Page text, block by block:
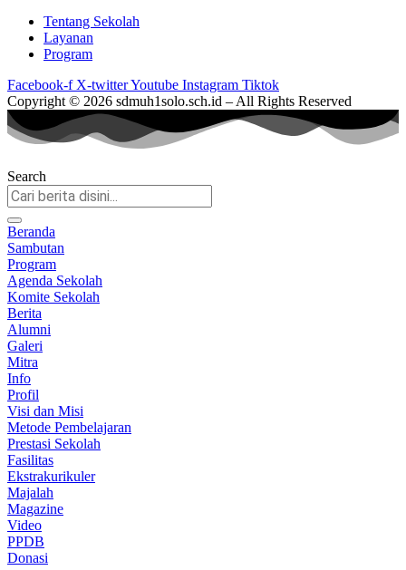
Tentang Sekolah
Layanan
Program
Facebook-f X-twitterYoutube Instagram Tiktok
Copyright © 2026 sdmuh1solo.sch.id – All Rights Reserved
Search
Beranda
Sambutan
Program
Agenda Sekolah
Komite Sekolah
Berita
Alumni
Galeri
Mitra
Info
Profil
Visi dan Misi
Metode Pembelajaran
Prestasi Sekolah
Fasilitas
Ekstrakurikuler
Majalah
Magazine
Video
PPDB
Donasi